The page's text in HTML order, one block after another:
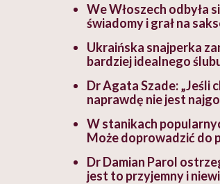
We Włoszech odbyła
świadomy i grał na
Ukraińska snajperka
bardziej idealnego
Dr Agata Szade: „Jeśli
naprawdę nie jest
W stanikach
Może doprowadzić do
Dr Damian Parol
jest to przyjemny i